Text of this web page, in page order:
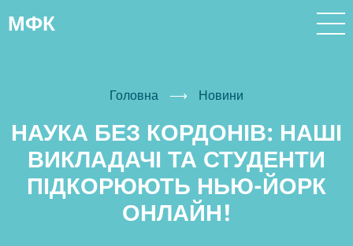
до
МФК
Головна ⟶ Новини
НАУКА БЕЗ КОРДОНІВ: НАШІ
ВИКЛАДАЧІ ТА СТУДЕНТИ
ПІДКОРЮЮТЬ НЬЮ-ЙОРК
ОНЛАЙН!